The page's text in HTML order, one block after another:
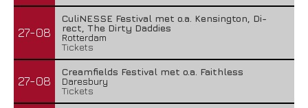
27-08
CuliNESSE Festival met o.a. Kensington, Di-
rect, The Dirty Daddies
Rotterdam
Tickets
27-08
Creamfields Festival met o.a. Faithless
Daresbury
Tickets